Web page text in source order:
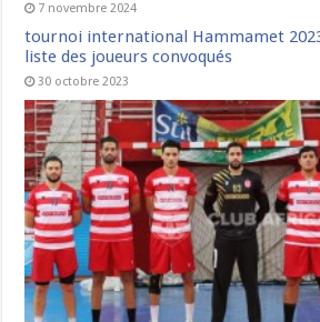
7 novembre 2024
tournoi international Hammamet
liste des joueurs convoqués
30 octobre 2023